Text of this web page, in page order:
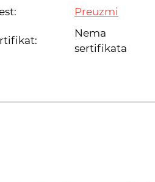
Preuzmi
Nema
sertifikata